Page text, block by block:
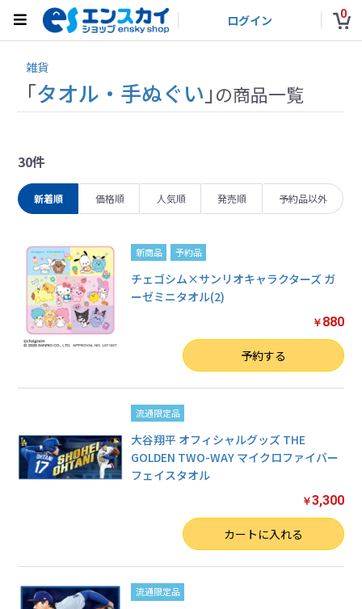
ログイン 0
雑貨
「タオル・手ぬぐい 」の商品一覧
30件
新着順 価格順 人気順 発売順 予約品以外
新商品 予約品
チェゴシム×サンリオキャラクターズ ガ
ーゼミニタオル(2)
￥ 880
予約する
流通限定品
大谷翔平 オフィシャルグッズ THE
GOLDEN TWO-WAY マイクロファイバー
フェイスタオル
￥3,300
カートに入れる
流通限定品